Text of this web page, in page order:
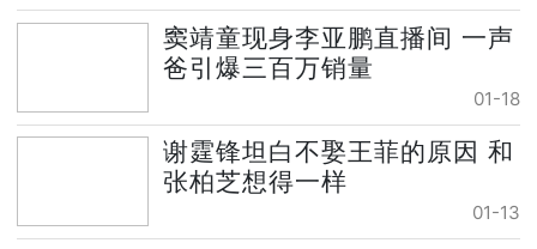
窦靖童现身李亚鹏直播间 一声
爸引爆三百万销量
01-18
谢霆锋坦白不娶王菲的原因 和
张柏芝想得一样
01-13